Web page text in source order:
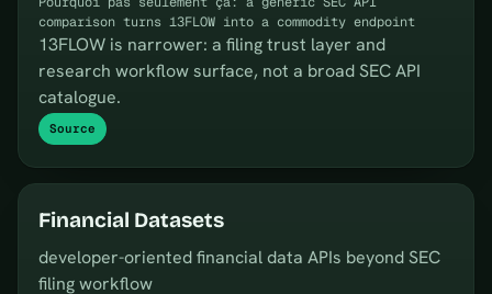
comparison turns 13FLOW into a commodity endpoint
13FLOW is narrower: a filing trust layer and
research workflow surface, not a broad SEC API
catalogue.
Source
Financial Datasets
developer-oriented financial data APIs beyond SEC
filing workflow